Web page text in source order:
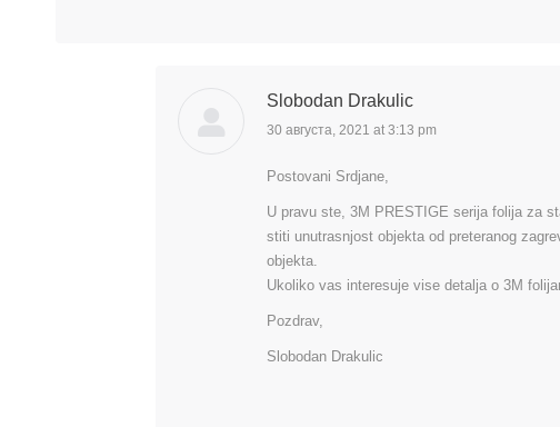
Slobodan Drakulic
says:
30 августа, 2021 at 3:13 pm
Postovani Srdjane,
U pravu ste, 3M PRESTIGE serija folija za
stiti unutrasnjost objekta od preteranog
objekta.
Ukoliko vas interesuje vise detalja o 3M
Pozdrav,
Slobodan Drakulic